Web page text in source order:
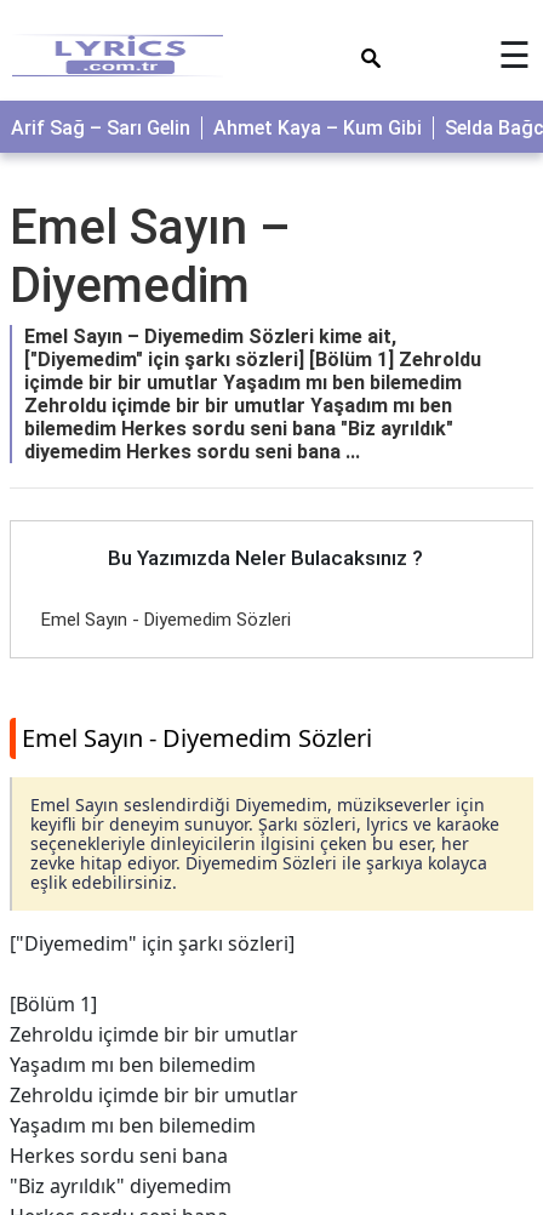
☰
Arif Sağ – Sarı Gelin Ahmet Kaya – Kum Gibi Selda
Emel Sayın –
Diyemedim
Emel Sayın – Diyemedim Sözleri kime ait,
["Diyemedim" için şarkı sözleri] [Bölüm 1] Zehroldu
içimde bir bir umutlar Yaşadım mı ben bilemedim
Zehroldu içimde bir bir umutlar Yaşadım mı ben
bilemedim Herkes sordu seni bana "Biz ayrıldık"
diyemedim Herkes sordu seni bana ...
Bu Yazımızda Neler Bulacaksınız ?
Emel Sayın - Diyemedim Sözleri
Emel Sayın - Diyemedim Sözleri
Emel Sayın seslendirdiği Diyemedim, müzikseverler için
keyifli bir deneyim sunuyor. Şarkı sözleri, lyrics ve karaoke
seçenekleriyle dinleyicilerin ilgisini çeken bu eser, her
zevke hitap ediyor. Diyemedim Sözleri ile şarkıya kolayca
eşlik edebilirsiniz.
["Diyemedim" için şarkı sözleri]
[Bölüm 1]
Zehroldu içimde bir bir umutlar
Yaşadım mı ben bilemedim
Zehroldu içimde bir bir umutlar
Yaşadım mı ben bilemedim
Herkes sordu seni bana
"Biz ayrıldık" diyemedim